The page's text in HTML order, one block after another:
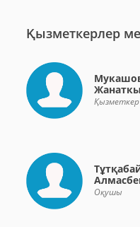
Қызметкерлер
Қызметкер
Оқушы